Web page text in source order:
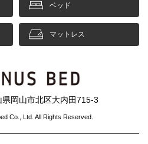
ベッド
マットレス
岡山市北区大内田715-3
Co., Ltd. All Rights Reserved.